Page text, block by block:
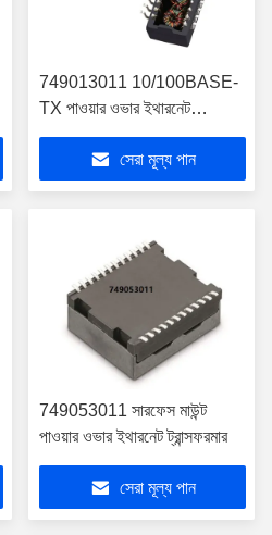
749013011 10/100BASE-
TX পাওয়ার ওভার ইথারনেট
ট্রান্সফরমার SMT মডিউল
সেরা মূল্য পান
749053011 সারফেস মাউন্ট
পাওয়ার ওভার ইথারনেট ট্রান্সফরমার
সেরা মূল্য পান